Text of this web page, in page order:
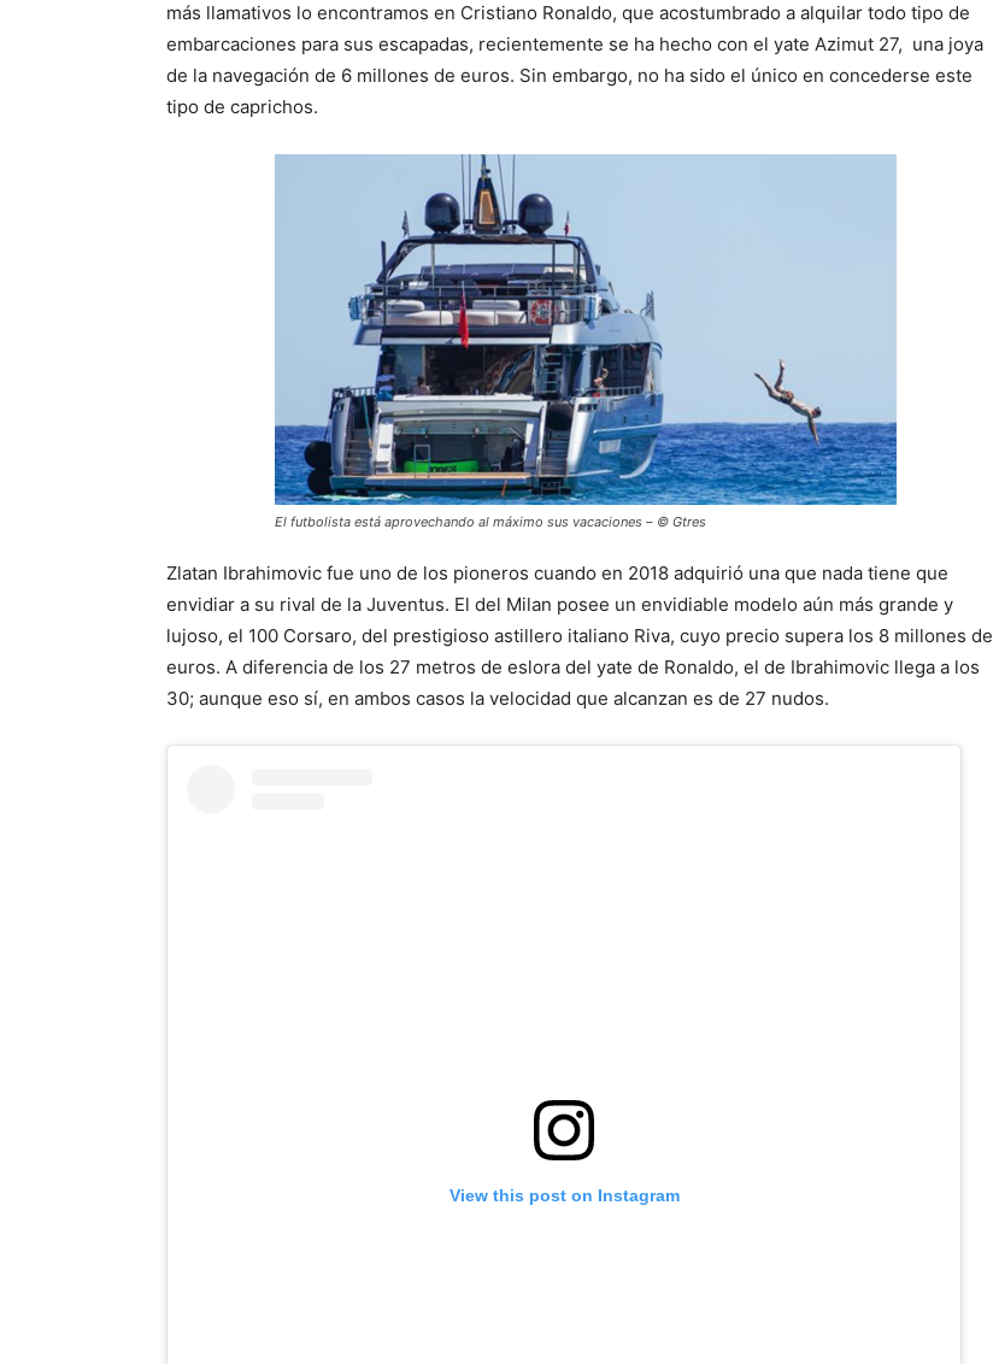
más llamativos lo encontramos en Cristiano Ronaldo, que acostumbrado a alquilar todo tipo de
embarcaciones para sus escapadas, recientemente se ha hecho con el yate Azimut 27, una joya
de la navegación de 6 millones de euros. Sin embargo, no ha sido el único en concederse este
tipo de caprichos.
El futbolista está aprovechando al máximo sus vacaciones – © Gtres
Zlatan Ibrahimovic fue uno de los pioneros cuando en 2018 adquirió una que nada tiene que
envidiar a su rival de la Juventus. El del Milan posee un envidiable modelo aún más grande y
lujoso, el 100 Corsaro, del prestigioso astillero italiano Riva, cuyo precio supera los 8 millones de
euros. A diferencia de los 27 metros de eslora del yate de Ronaldo, el de Ibrahimovic llega a los
30; aunque eso sí, en ambos casos la velocidad que alcanzan es de 27 nudos.
View this post on Instagram